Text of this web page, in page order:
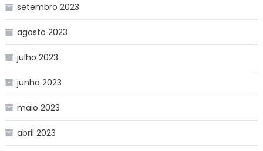
setembro 2023
agosto 2023
julho 2023
junho 2023
maio 2023
abril 2023